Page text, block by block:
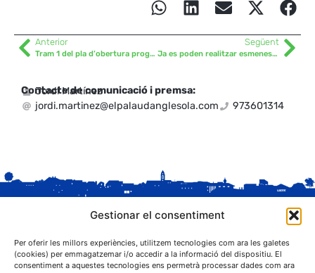
Gestionar el consentiment
Per oferir les millors experiències, utilitzem tecnologies com ara les galetes
(cookies) per emmagatzemar i/o accedir a la informació del dispositiu. El
consentiment a aquestes tecnologies ens permetrà processar dades com ara
Anterior
Tram 1 del pla d’obertura progressiva
Següent
Ja es poden realitzar esmenes a l’esborrany de l’ordenança de civisme
Contacte de comunicació i premsa:
Jordi Martínez
jordi.martinez@elpalaudanglesola.com
973601314